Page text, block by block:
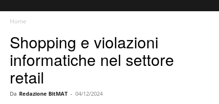
Home
Shopping e violazioni
informatiche nel settore
retail
Da Redazione BitMAT - 04/12/2024